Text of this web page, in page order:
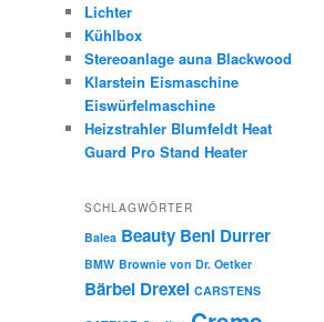
Lichter
Kühlbox
Stereoanlage auna Blackwood
Klarstein Eismaschine
Eiswürfelmaschine
Heizstrahler Blumfeldt Heat
Guard Pro Stand Heater
SCHLAGWÖRTER
Balea Beauty Beni Durrer
BMW Brownie von Dr. Oetker
Bärbel Drexel CARSTENS